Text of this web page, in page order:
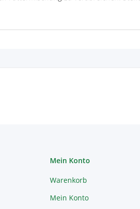
Mein Konto
Warenkorb
Mein Konto